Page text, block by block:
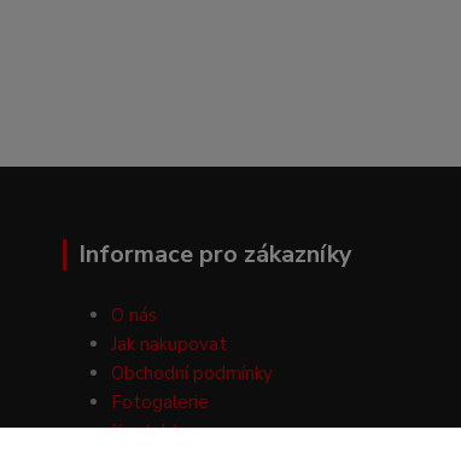
Informace pro zákazníky
O nás
Jak nakupovat
Obchodní podmínky
Fotogalerie
Kontakty